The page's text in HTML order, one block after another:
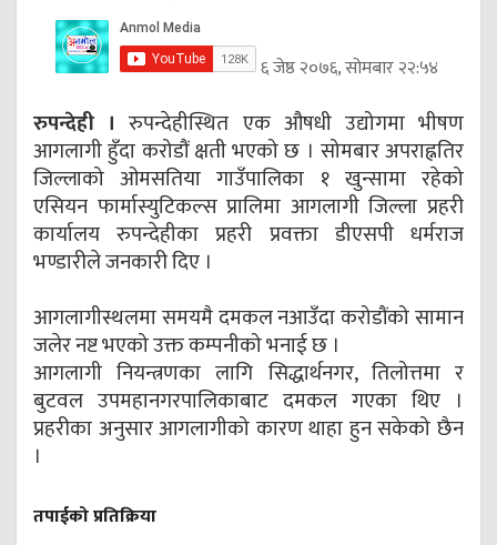
६ जेष्ठ २०७६, सोमबार २२:५४
रुपन्देही । रुपन्देहीस्थित एक औषधी उद्योगमा भीषण
आगलागी हुँदा करोडौं क्षती भएको छ । सोमबार अपराह्नतिर
जिल्लाको ओमसतिया गाउँपालिका १ खुन्सामा रहेको
एसियन फार्मास्युटिकल्स प्रालिमा आगलागी जिल्ला प्रहरी
कार्यालय रुपन्देहीका प्रहरी प्रवक्ता डीएसपी धर्मराज
भण्डारीले जनकारी दिए ।
आगलागीस्थलमा समयमै दमकल नआउँदा करोडौंको सामान
जलेर नष्ट भएको उक्त कम्पनीको भनाई छ ।
आगलागी नियन्त्रणका लागि सिद्धार्थनगर, तिलोत्तमा र
बुटवल उपमहानगरपालिकाबाट दमकल गएका थिए ।
प्रहरीका अनुसार आगलागीको कारण थाहा हुन सकेको छैन
।
तपाईको प्रतिक्रिया